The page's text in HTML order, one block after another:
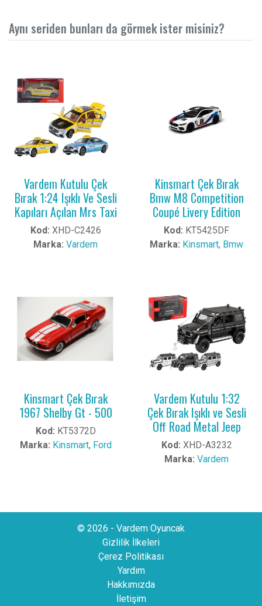
Aynı seriden bunları da görmek ister misiniz?
Vardem Kutulu Çek
Bırak 1:24 Işıklı Ve Sesli
Kapıları Açılan Mrs Taxi
Kod: XHD-C2426
Marka: Vardem
Kinsmart Çek Bırak
Bmw M8 Competition
Coupé Livery Edition
Kod: KT5425DF
Marka: Kinsmart, Bmw
Kinsmart Çek Bırak
1967 Shelby Gt - 500
Kod: KT5372D
Marka: Kinsmart, Ford
Vardem Kutulu 1:32
Çek Bırak Işıklı ve Sesli
Off Road Metal Jeep
Kod: XHD-A3232
Marka: Vardem
© 2026 - Vardem Oyuncak
Gizlilik İlkeleri
Çerez Politikası
Yardım
Hakkımızda
İletişim